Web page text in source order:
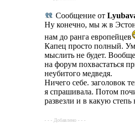
Сообщение от
Ну конечно, мы ж в
нам до ранга европейцев
Капец просто полный.
мыслить не будет.
на форум похвастаться
неубитого медведя.
Ничего себе. заголовок
я спрашивала. Потом
развезли и в какую степь
- - - Добавлено - - -